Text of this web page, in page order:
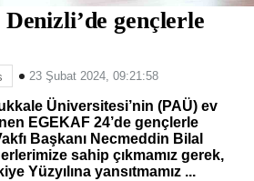
gençlerle
23 Şubat 2024, 09:21:58
Üniversitesi’nin (PAÜ) ev
EGEKAF 24’de gençlerle
Başkanı Necmeddin Bilal
sahip çıkmamız gerek,
Yüzyılına yansıtmamız ...